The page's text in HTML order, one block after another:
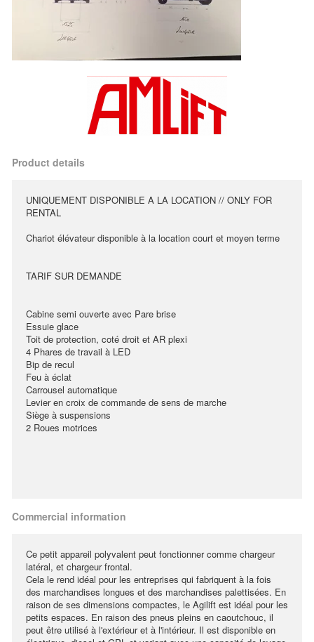
Product details
UNIQUEMENT DISPONIBLE A LA LOCATION // ONLY FOR
RENTAL
Chariot élévateur disponible à la location court et moyen terme
TARIF SUR DEMANDE
Cabine semi ouverte avec Pare brise
Essuie glace
Toit de protection, coté droit et AR plexi
4 Phares de travail à LED
Bip de recul
Feu à éclat
Carrousel automatique
Levier en croix de commande de sens de marche
Siège à suspensions
2 Roues motrices
Commercial information
Ce petit appareil polyvalent peut fonctionner comme chargeur
latéral, et chargeur frontal.
Cela le rend idéal pour les entreprises qui fabriquent à la fois
des marchandises longues et des marchandises palettisées. En
raison de ses dimensions compactes, le Agilift est idéal pour les
petits espaces. En raison des pneus pleins en caoutchouc, il
peut être utilisé à l'extérieur et à l'intérieur. Il est disponible en